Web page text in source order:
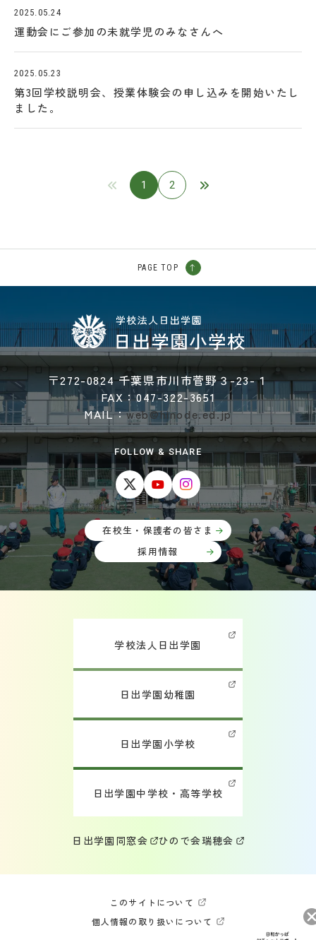
2025.05.24
運動会にご参加の未就学児のみなさんへ
2025.05.23
第3回学校説明会、授業体験会の申し込みを開始いたし
ました。
1 2
PAGE TOP
〒272-0824 千葉県市川市菅野３-23-１
FAX：047-322-3651
MAIL：web@hinode.ed.jp
FOLLOW & SHARE
在校生・保護者の皆さま
採用情報
学校法人日出学園
日出学園幼稚園
日出学園小学校
日出学園中学校・高等学校
日出学園同窓会 ひので会瑞穂会
このサイトについて
個人情報の取り扱いについて